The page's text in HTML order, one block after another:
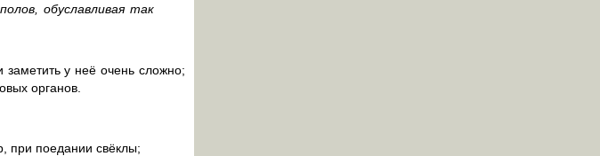
обуславливая так
заметить у неё очень сложно;
органов.
при поедании свёклы;